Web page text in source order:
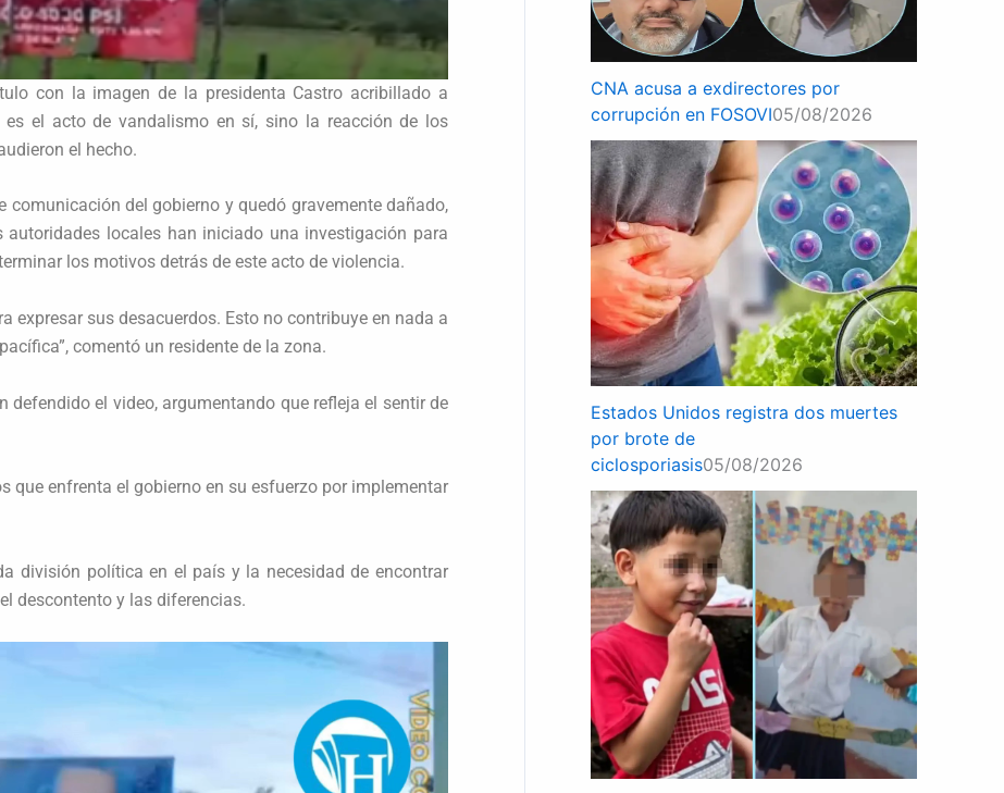
con la imagen de la presidenta Castro acribillado a
el acto de vandalismo en sí, sino la reacción de los
el hecho.
comunicación del gobierno y quedó gravemente dañado,
locales han iniciado una investigación para
los motivos detrás de este acto de violencia.
expresar sus desacuerdos. Esto no contribuye en nada a
comentó un residente de la zona.
defendido el video, argumentando que refleja el sentir de
que enfrenta el gobierno en su esfuerzo por implementar
división política en el país y la necesidad de encontrar
descontento y las diferencias.
CNA acusa a exdirectores por
corrupción en FOSOVI05/08/2026
Estados Unidos registra dos muertes
por brote de
ciclosporiasis05/08/2026